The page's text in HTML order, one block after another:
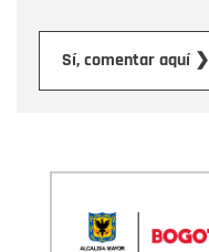
Sí, comentar aquí ❯